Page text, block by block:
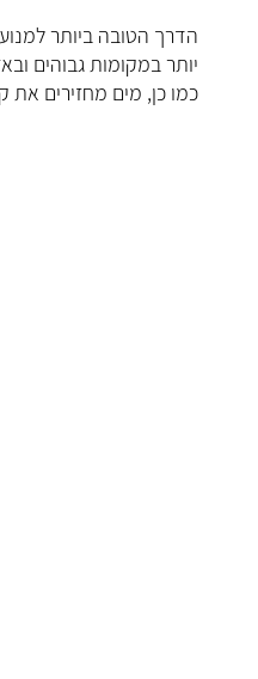
יותר במקומות גבוהים
כמו כן, מים מחזירים את